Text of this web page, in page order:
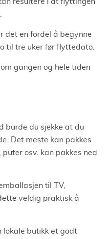
det en fordel å begynne
til tre uker før flyttedato.
gangen og hele tiden
burde du sjekke at du
Det meste kan pakkes
osv. kan pakkes ned
til TV,
veldig praktisk å
lokale butikk et godt